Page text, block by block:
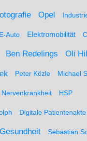
Opel
E-Auto Elektromobilität
Ben Redelings Oli
Peter Közle Michael
Nervenkrankheit HSP
Digitale Patientenakte
Gesundheit Sebastian